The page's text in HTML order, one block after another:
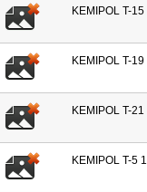
KEMIPOL T-
KEMIPOL T-
KEMIPOL T-
KEMIPOL T-5